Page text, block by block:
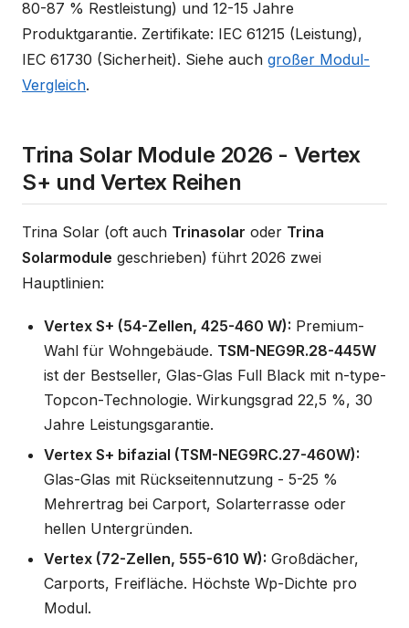
80-87 % Restleistung) und 12-15 Jahre
Produktgarantie. Zertifikate: IEC 61215 (Leistung),
IEC 61730 (Sicherheit). Siehe auch großer Modul-
Vergleich.
Trina Solar Module 2026 - Vertex
S+ und Vertex Reihen
Trina Solar (oft auch Trinasolar oder Trina
Solarmodule geschrieben) führt 2026 zwei
Hauptlinien:
Vertex S+ (54-Zellen, 425-460 W): Premium-
Wahl für Wohngebäude. TSM-NEG9R.28-445W
ist der Bestseller, Glas-Glas Full Black mit n-type-
Topcon-Technologie. Wirkungsgrad 22,5 %, 30
Jahre Leistungsgarantie.
Vertex S+ bifazial (TSM-NEG9RC.27-460W):
Glas-Glas mit Rückseitennutzung - 5-25 %
Mehrertrag bei Carport, Solarterrasse oder
hellen Untergründen.
Vertex (72-Zellen, 555-610 W): Großdächer,
Carports, Freifläche. Höchste Wp-Dichte pro
Modul.